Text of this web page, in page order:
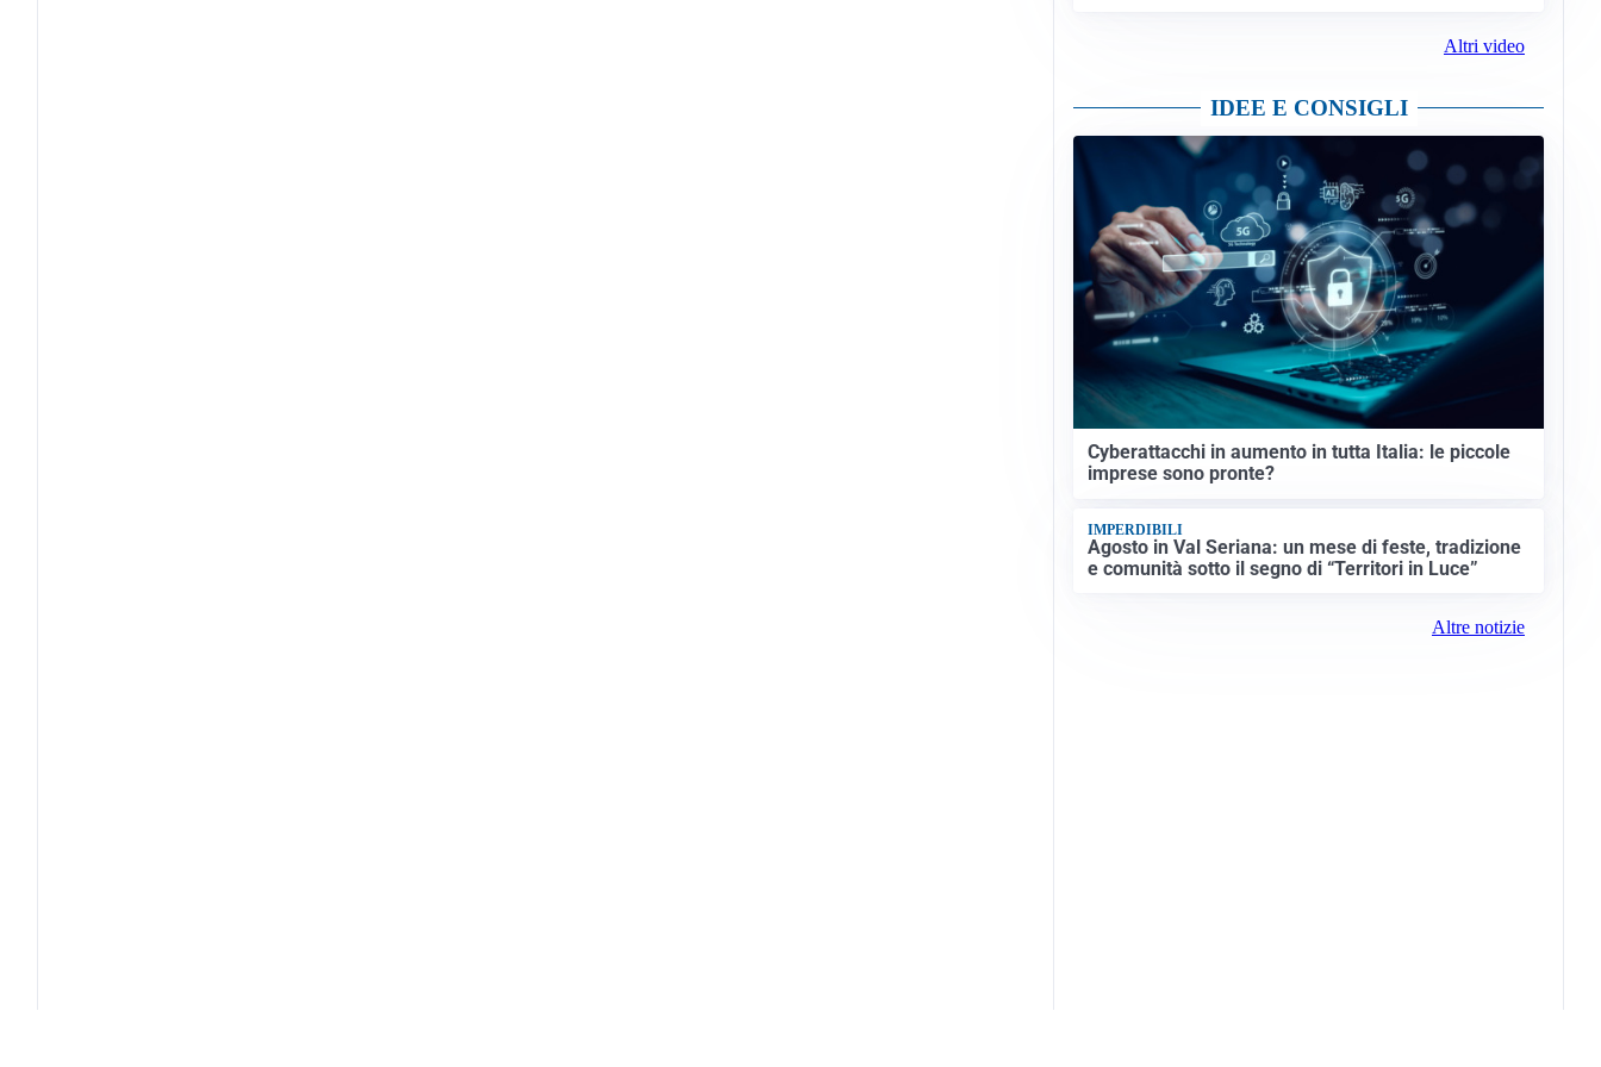
Altri video
IDEE E CONSIGLI
Cyberattacchi in aumento in tutta Italia: le piccole
imprese sono pronte?
IMPERDIBILI
Agosto in Val Seriana: un mese di feste, tradizione
e comunità sotto il segno di “Territori in Luce”
Altre notizie